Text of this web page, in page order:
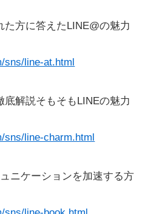
た方に答えたLINE@の魅力
sns/line-at.html
底解説そもそもLINEの魅力
line-charm.html
ニケーションを加速する方